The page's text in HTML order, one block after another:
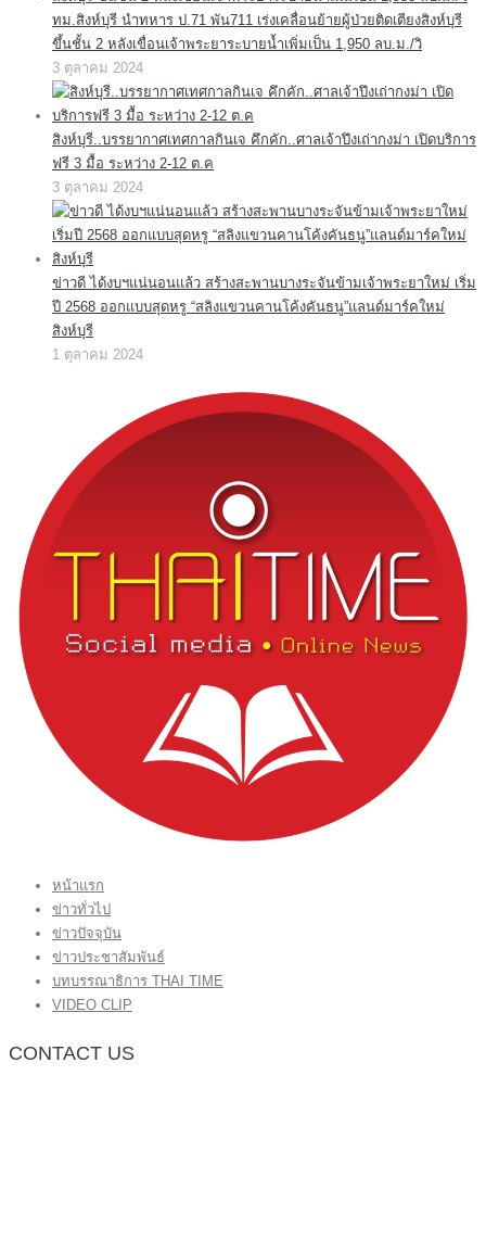
ทม.สิงห์บุรี นำทหาร ป.71 พัน711 เร่งเคลื่อนย้ายผู้ป่วยติดเตียงสิงห์บุรี
ขึ้นชั้น 2 หลังเขื่อนเจ้าพระยาระบายน้ำเพิ่มเป็น 1,950 ลบ.ม./วิ
3 ตุลาคม 2024
สิงห์บุรี..บรรยากาศเทศกาลกินเจ คึกคัก..ศาลเจ้าปึงเถ่ากงม่า เปิดบริการ
ฟรี 3 มื้อ ระหว่าง 2-12 ต.ค
3 ตุลาคม 2024
ข่าวดี ได้งบฯแน่นอนแล้ว สร้างสะพานบางระจันข้ามเจ้าพระยาใหม่ เริ่ม
ปี 2568 ออกแบบสุดหรู “สลิงแขวนคานโค้งคันธนู”แลนด์มาร์คใหม่
สิงห์บุรี
1 ตุลาคม 2024
หน้าแรก
ข่าวทั่วไป
ข่าวปัจจุบัน
ข่าวประชาสัมพันธ์
บทบรรณาธิการ THAI TIME
VIDEO CLIP
CONTACT US